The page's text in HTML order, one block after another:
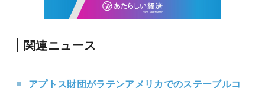
関連ニュース
アプトス財団がラテンアメリカでのステーブルコ